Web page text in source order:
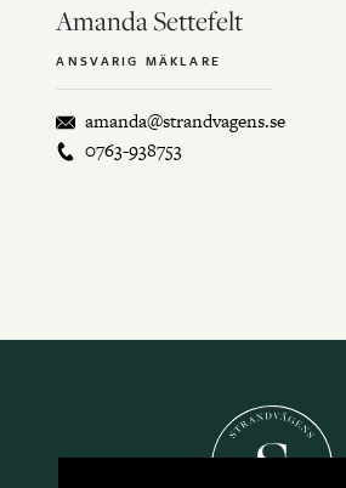
Amanda Settefelt
ANSVARIG MÄKLARE
amanda@strandvagens.se
0763-938753